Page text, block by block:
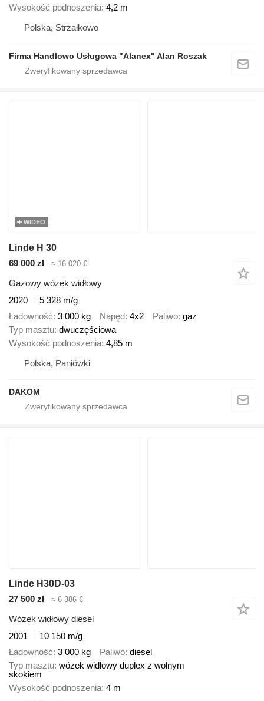
Wysokość podnoszenia 4,2 m
Polska, Strzałkowo
Firma Handlowo Usługowa "Alanex" Alan Roszak
WIDEO
Linde H 30
69 000 zł
≈ 16 020 €
Gazowy wózek widłowy
2020
5 328 m/g
Ładowność 3 000 kg Napęd 4x2 Paliwo gaz
Typ masztu dwuczęściowa
Wysokość podnoszenia 4,85 m
Polska, Paniówki
DAKOM
Linde H30D-03
27 500 zł
≈ 6 386 €
Wózek widłowy diesel
2001
10 150 m/g
Ładowność 3 000 kg Paliwo diesel
Typ masztu wózek widłowy duplex z wolnym
skokiem
Wysokość podnoszenia 4 m